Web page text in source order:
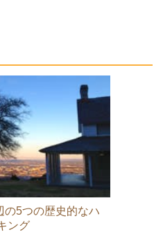
の5つの歴史的なハ
ング